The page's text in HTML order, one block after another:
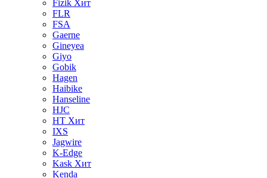
Fizik Хит
FLR
FSA
Gaerne
Gineyea
Giyo
Gobik
Hagen
Haibike
Hanseline
HJC
HT Хит
IXS
Jagwire
K-Edge
Kask Хит
Kenda